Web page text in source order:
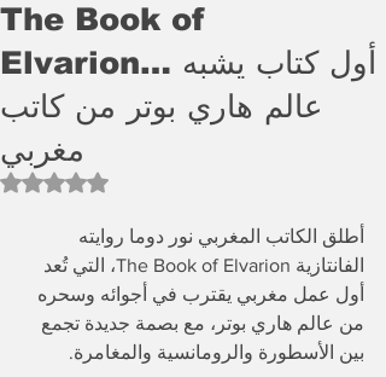
The Book of
Elvarion… أول كتاب يشبه
عالم هاري بوتر من كاتب
مغربي
Rated NaN out of 5 stars.
أطلق الكاتب المغربي نور دوما روايته
الفانتازية The Book of Elvarion، التي تُعد
أول عمل مغربي يقترب في أجوائه وسحره
من عالم هاري بوتر، مع بصمة جديدة تجمع
بين الأسطورة والرومانسية والمغامرة.